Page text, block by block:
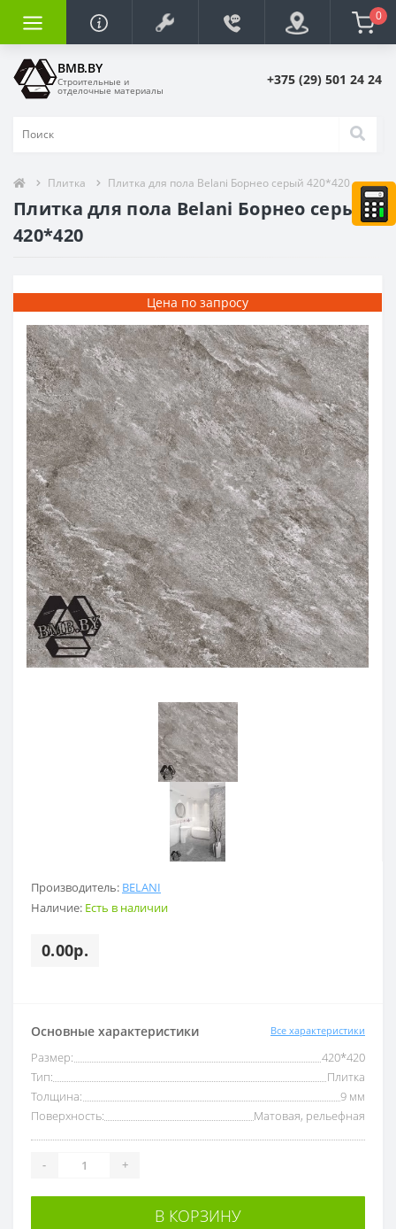
0
BMB.BY
Строительные и
отделочные материалы
+375 (29) 501 24 24
Плитка Плитка для пола Belani Борнео серый 420*420
Плитка для пола Belani Борнео серый
420*420
Цена по запросу
Производитель: BELANI
Наличие: Есть в наличии
0.00р.
Основные характеристики Все характеристики
Размер:
420*420
Тип:
Плитка
Толщина:
9 мм
Поверхность:
Матовая, рельефная
- +
В КОРЗИНУ